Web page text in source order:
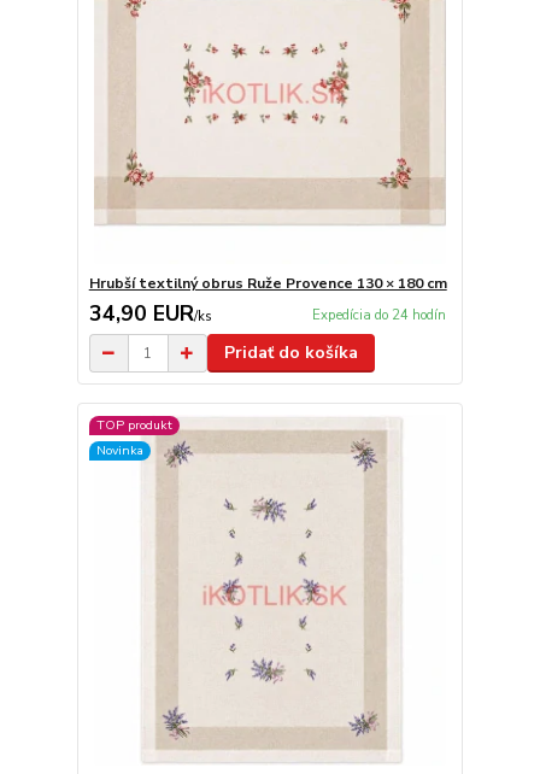
Hrubší textilný obrus Ruže Provence 130 × 180 cm
34,90 EUR/ks Expedícia do 24 hodín
Pridať do košíka
TOP produkt
Novinka